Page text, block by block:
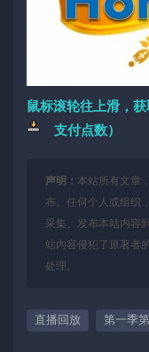
鼠标滚轮往上滑，
支付点数）
声明： 本站所有文章
布。任何个人或组织
采集、发布本站内容
站内容侵犯了原著者
处理。
直播回放 第一季